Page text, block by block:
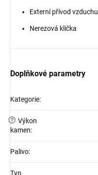
Externí přívod vzduchu
Nerezová klička
Doplňkové parametry
Kategorie:
? Výkon
kamen:
Palivo:
Typ